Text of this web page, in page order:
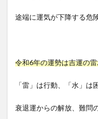
途端に運気が下降する危
令和6年の運勢は吉運の
「雷」は行動、「水」
衰退運からの解放、難問